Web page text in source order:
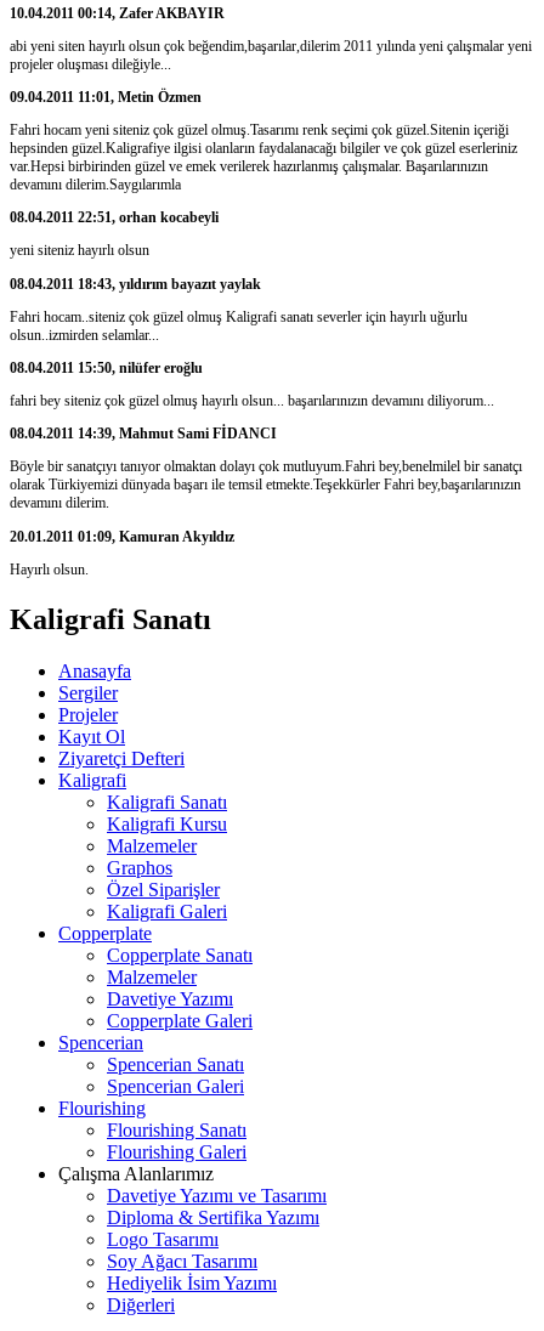
10.04.2011 00:14, Zafer AKBAYIR
abi yeni siten hayırlı olsun çok beğendim,başarılar,dilerim 2011 yılında yeni çalışmalar yeni
projeler oluşması dileğiyle...
09.04.2011 11:01, Metin Özmen
Fahri hocam yeni siteniz çok güzel olmuş.Tasarımı renk seçimi çok güzel.Sitenin içeriği
hepsinden güzel.Kaligrafiye ilgisi olanların faydalanacağı bilgiler ve çok güzel eserleriniz
var.Hepsi birbirinden güzel ve emek verilerek hazırlanmış çalışmalar. Başarılarınızın
devamını dilerim.Saygılarımla
08.04.2011 22:51, orhan kocabeyli
yeni siteniz hayırlı olsun
08.04.2011 18:43, yıldırım bayazıt yaylak
Fahri hocam..siteniz çok güzel olmuş Kaligrafi sanatı severler için hayırlı uğurlu
olsun..izmirden selamlar...
08.04.2011 15:50, nilüfer eroğlu
fahri bey siteniz çok güzel olmuş hayırlı olsun... başarılarınızın devamını diliyorum...
08.04.2011 14:39, Mahmut Sami FİDANCI
Böyle bir sanatçıyı tanıyor olmaktan dolayı çok mutluyum.Fahri bey,benelmilel bir sanatçı
olarak Türkiyemizi dünyada başarı ile temsil etmekte.Teşekkürler Fahri bey,başarılarınızın
devamını dilerim.
20.01.2011 01:09, Kamuran Akyıldız
Hayırlı olsun.
Kaligrafi Sanatı
Anasayfa
Sergiler
Projeler
Kayıt Ol
Ziyaretçi Defteri
Kaligrafi
Kaligrafi Sanatı
Kaligrafi Kursu
Malzemeler
Graphos
Özel Siparişler
Kaligrafi Galeri
Copperplate
Copperplate Sanatı
Malzemeler
Davetiye Yazımı
Copperplate Galeri
Spencerian
Spencerian Sanatı
Spencerian Galeri
Flourishing
Flourishing Sanatı
Flourishing Galeri
Çalışma Alanlarımız
Davetiye Yazımı ve Tasarımı
Diploma & Sertifika Yazımı
Logo Tasarımı
Soy Ağacı Tasarımı
Hediyelik İsim Yazımı
Diğerleri